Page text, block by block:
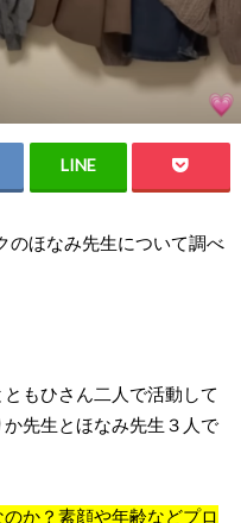
のほなみ先生について調べ
もひさん二人で活動して
先生とほなみ先生３人で
か？素顔や年齢などプロ